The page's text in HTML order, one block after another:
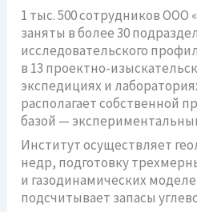
1 тыс. 500 сотрудниковООО
заняты в более 30
исследовательского
в 13 проектно-
экспедициях и
располагает собственной
базой —
Институт осуществляет
недр, подготовку
и газодинамических
подсчитывает запасы